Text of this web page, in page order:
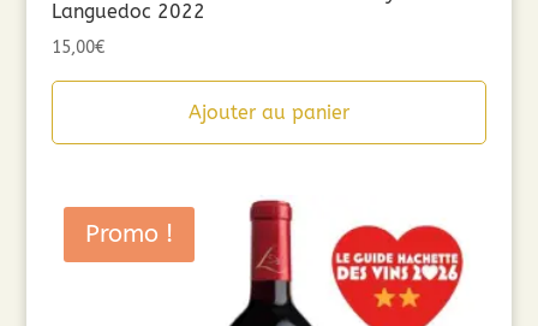
Languedoc 2022
15,00€
Ajouter au panier
Promo !